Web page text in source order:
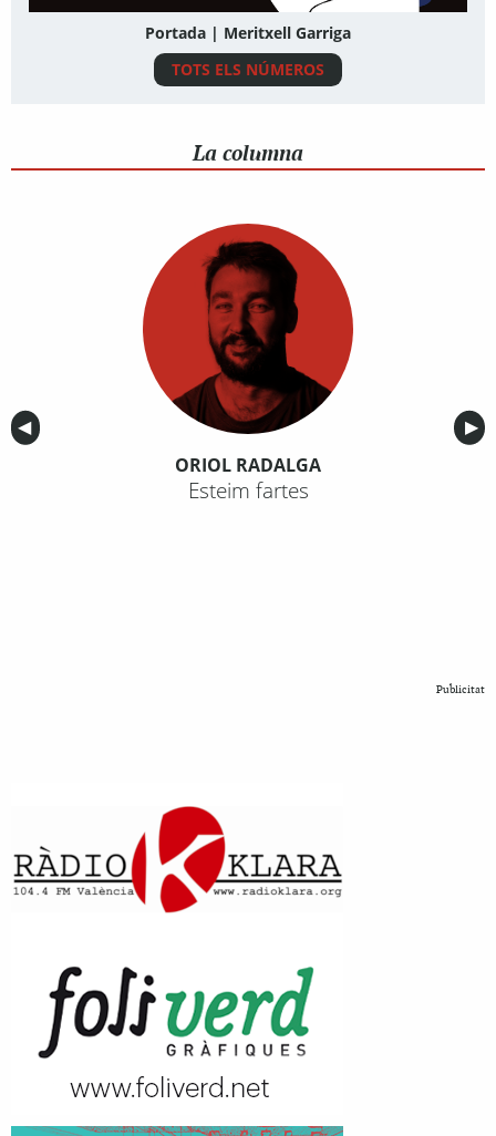
Portada | Meritxell Garriga
TOTS ELS NÚMEROS
La columna
Anterior
◀︎ ▶︎
ORIOL RADALGA
Esteim fartes
Publicitat